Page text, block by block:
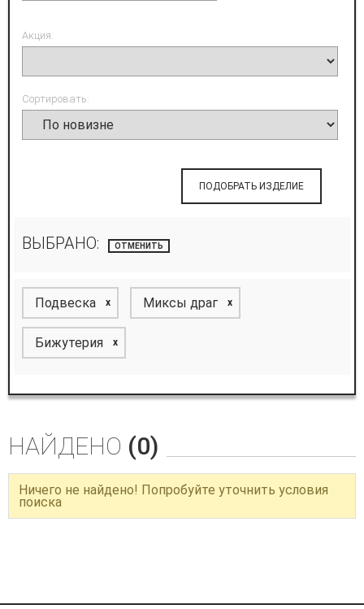
Акция:
Сортировать:
ПОДОБРАТЬ ИЗДЕЛИЕ
ВЫБРАНО: ОТМЕНИТЬ
Подвеска x Миксы драг x
Бижутерия x
НАЙДЕНО (0)
Ничего не найдено! Попробуйте уточнить условия
поиска